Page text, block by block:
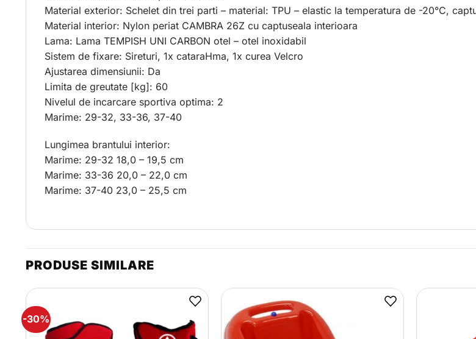
Material exterior: Schelet din trei parti – material: TPU – elastic la temperatura de -20°C,
Material interior: Nylon periat CAMBRA 26Z cu captuseala interioara
Lama: Lama TEMPISH UNI CARBON otel – otel inoxidabil
Sistem de fixare: Sireturi, 1x cataraHma, 1x curea Velcro
Ajustarea dimensiunii: Da
Limita de greutate [kg]: 60
Nivelul de incarcare sportiva optima: 2
Marime: 29-32, 33-36, 37-40
Lungimea brantului interior:
Marime: 29-32 18,0 – 19,5 cm
Marime: 33-36 20,0 – 22,0 cm
Marime: 37-40 23,0 – 25,5 cm
PRODUSE SIMILARE
-30%